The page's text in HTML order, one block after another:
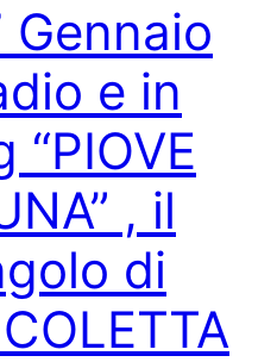
Gennaio
e in
, il
di